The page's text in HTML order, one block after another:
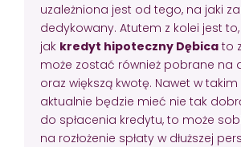
uzależniona jest od tego, na jaki
dedykowany. Atutem z kolei jest
jak kredyt hipoteczny Dębica to
może zostać również pobrane na
oraz większą kwotę. Nawet w takim
aktualnie będzie mieć nie tak
do spłacenia kredytu, to może
na rozłożenie spłaty w dłuższej